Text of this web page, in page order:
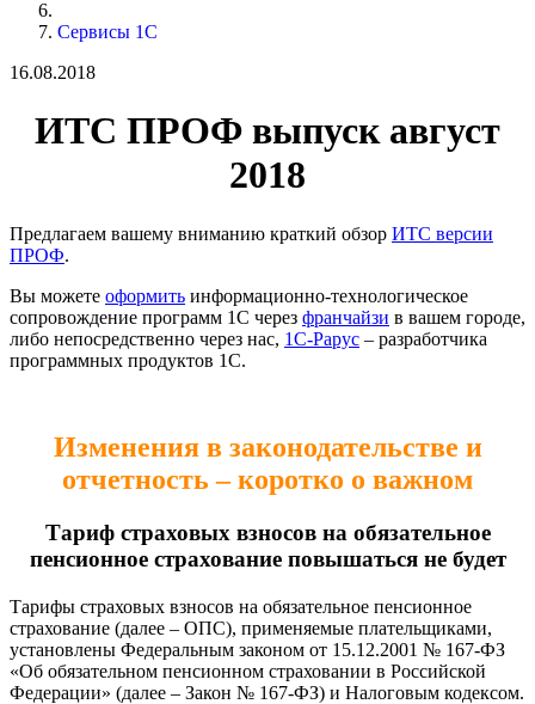
Сервисы 1С
16.08.2018
ИТС ПРОФ выпуск август
2018
Предлагаем вашему вниманию краткий обзор ИТС версии
ПРОФ.
Вы можете оформить информационно-технологическое
сопровождение программ 1С через франчайзи в вашем городе,
либо непосредственно через нас, 1С-Рарус – разработчика
программных продуктов 1С.
Изменения в законодательстве и
отчетность – коротко о важном
Тариф страховых взносов на обязательное
пенсионное страхование повышаться не будет
Тарифы страховых взносов на обязательное пенсионное
страхование (далее – ОПС), применяемые плательщиками,
установлены Федеральным законом от 15.12.2001 № 167-ФЗ
«Об обязательном пенсионном страховании в Российской
Федерации» (далее – Закон № 167-ФЗ) и Налоговым кодексом.